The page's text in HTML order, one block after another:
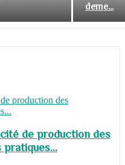
deme...
de production des